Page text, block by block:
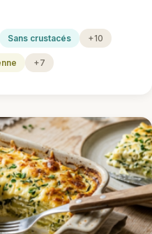
Sans crustacés +10
+7